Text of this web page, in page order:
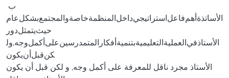
الأساتذة‌أهم‌فاعل‌استراتيجي‌داخل‌المنظمة‌خاصة‌و‌المجتمع‌بشكل‌عام‌
حيث‌يتمثل‌دور‌
الأستاذ‌في‌العملية‌التعليمية‌بتنمية‌أفكار‌المتمدرسين‌على‌أكمل‌وجه‌,و‌ل
كن‌قبل‌أن‌يكون‌
الأستاذ ‌مجرد ‌ناقل ‌للمعرفة ‌على ‌أكمل ‌وجه, ‌و ‌لكن ‌قبل ‌أن ‌يكون